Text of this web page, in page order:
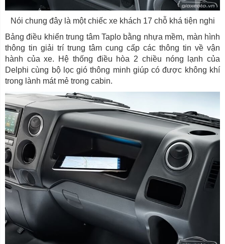
Nói chung đây là một chiếc xe khách 17 chỗ khá tiện nghi
Bảng điều khiển trung tâm Taplo bằng nhựa mềm, màn hình
thông tin giải trí trung tâm cung cấp các thông tin về vận
hành của xe. Hệ thống điều hòa 2 chiều nóng lạnh của
Delphi cùng bộ lọc gió thông minh giúp có được không khí
trong lành mát mẻ trong cabin.